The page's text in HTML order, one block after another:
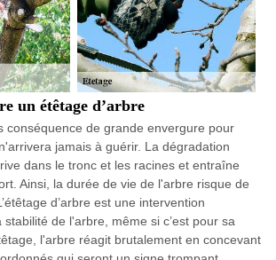
un étêtage d’arbre
conséquence de grande envergure pour
jamais à guérir. La dégradation
dans le tronc et les racines et entraîne
Ainsi, la durée de vie de l'arbre risque de
d’arbre est une intervention
de l'arbre, même si c’est pour sa
l'arbre réagit brutalement en concevant